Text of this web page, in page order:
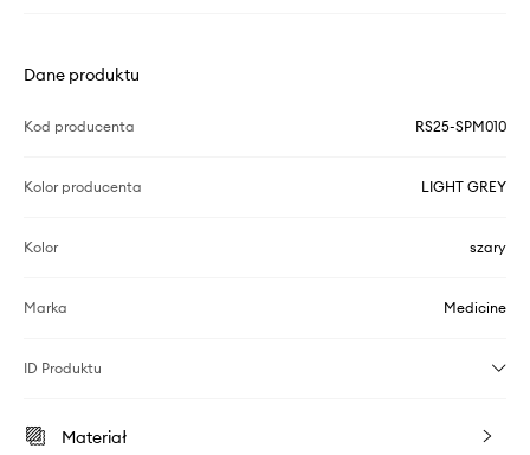
Dane produktu
Kod producenta RS25-SPM010
Kolor producenta LIGHT GREY
Kolor szary
Marka Medicine
ID Produktu
Materiał